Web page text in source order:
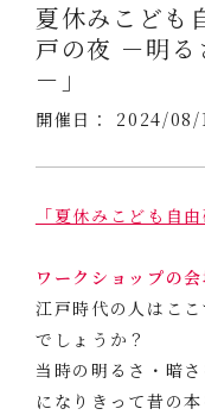
夏休みこども
戸の夜 －明
－」
開催日： 2024/08/
「夏休みこども自
ワークショップの
江戸時代の人はこ
でしょうか？
当時の明るさ・暗
になりきって昔の